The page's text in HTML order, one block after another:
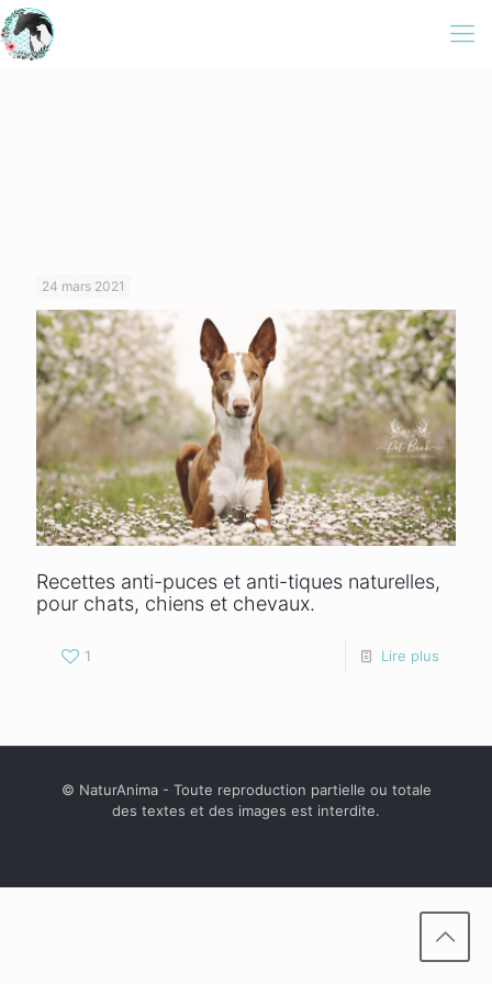
24 mars 2021
Recettes anti-puces et anti-tiques naturelles,
pour chats, chiens et chevaux.
1 Lire plus
© NaturAnima - Toute reproduction partielle ou totale
des textes et des images est interdite.